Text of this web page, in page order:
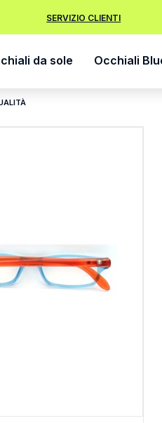
SERVIZIO CLIENTI
da sole Occhiali